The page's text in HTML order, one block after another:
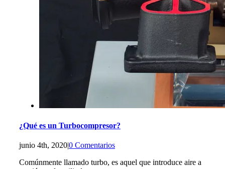
¿Qué es un Turbocompresor?
junio 4th, 2020|0 Comentarios
Comúnmente llamado turbo, es aquel que introduce aire a